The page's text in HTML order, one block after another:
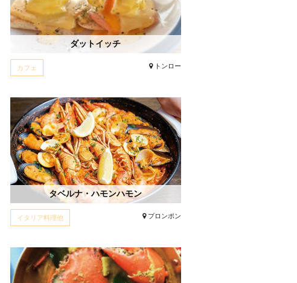
ダットイッチ
カフェ トンロー
タベルナ・ハモンハモン
イタリア料理他 プロンポン